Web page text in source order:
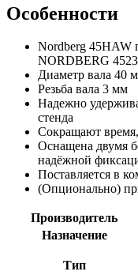
Особенности
Nordberg 45HAW
NORDBERG
Диаметр вала 40
Резьба вала 3 мм
Надежно
стенда
Сокращают время,
Оснащена двумя
надёжной
Поставляется в
(Опционально)
Производитель
Назначение
Тип